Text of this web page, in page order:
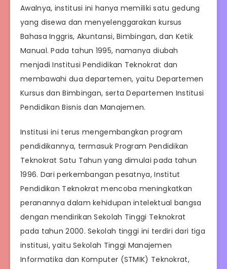
Awalnya, institusi ini hanya memiliki satu gedung
yang disewa dan menyelenggarakan kursus
Bahasa Inggris, Akuntansi, Bimbingan, dan Ketik
Manual. Pada tahun 1995, namanya diubah
menjadi Institusi Pendidikan Teknokrat dan
membawahi dua departemen, yaitu Departemen
Kursus dan Bimbingan, serta Departemen Institusi
Pendidikan Bisnis dan Manajemen.
Institusi ini terus mengembangkan program
pendidikannya, termasuk Program Pendidikan
Teknokrat Satu Tahun yang dimulai pada tahun
1996. Dari perkembangan pesatnya, Institut
Pendidikan Teknokrat mencoba meningkatkan
peranannya dalam kehidupan intelektual bangsa
dengan mendirikan Sekolah Tinggi Teknokrat
pada tahun 2000. Sekolah tinggi ini terdiri dari tiga
institusi, yaitu Sekolah Tinggi Manajemen
Informatika dan Komputer (STMIK) Teknokrat,